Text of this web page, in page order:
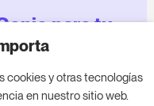
para tu
14 días y mejora tu
cookies y otras tecnologías
en nuestro sitio web.